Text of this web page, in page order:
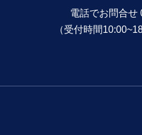
電話でお問合せ
（受付時間